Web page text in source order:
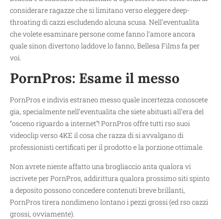
considerare ragazze che si limitano verso eleggere deep-
throating di cazzi escludendo alcuna scusa. Nell’eventualita
che volete esaminare persone come fanno l’amore ancora
quale sinon divertono laddove lo fanno, Bellesa Films fa per
voi.
PornPros: Esame il messo
PornPros e indivis estraneo messo quale incertezza conoscete
gia, specialmente nell’eventualita che siete abituati all’era del
“osceno riguardo a internet”! PornPros offre tutti rso suoi
videoclip verso 4KE il cosa che razza di si avvalgano di
professionisti certificati per il prodotto e la porzione ottimale.
Non avrete niente affatto una brogliaccio anta qualora vi
iscrivete per PornPros, addirittura qualora prossimo siti spinto
a deposito possono concedere contenuti breve brillanti,
PornPros tirera nondimeno lontano i pezzi grossi (ed rso cazzi
grossi, ovviamente).